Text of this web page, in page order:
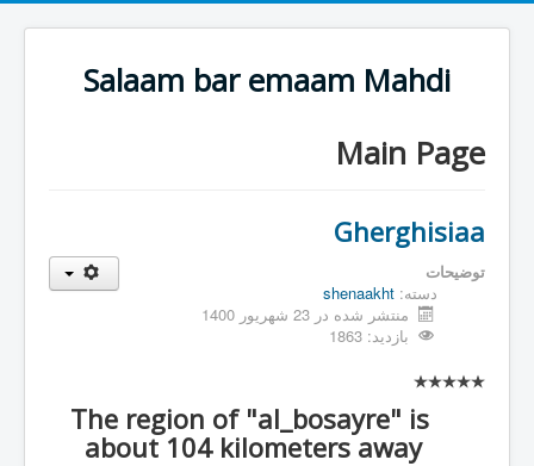
Salaam bar emaam Mahdi
Main Page
Gherghisiaa
توضیحات
دسته: shenaakht
منتشر شده در 23 شهریور 1400
بازدید: 1863
The region of "al_bosayre" is
about 104 kilometers away